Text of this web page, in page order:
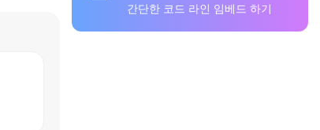
간단한 코드 라인 임베드 하기